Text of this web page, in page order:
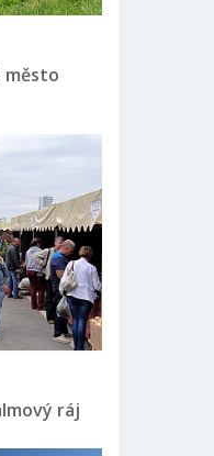
město
ráj